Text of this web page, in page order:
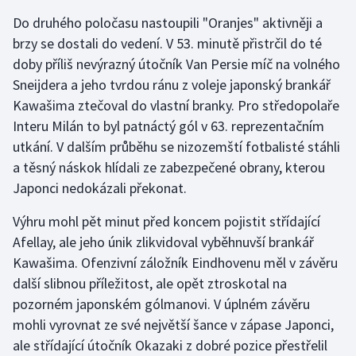
Olympijské hry
Parasport
Plavání
Plážový volejbal
Ragby
Rychlobruslení
Rychlostní kanoistika
Short track
Sportovní střelba
Do druhého poločasu nastoupili "Oranjes" aktivněji a
brzy se dostali do vedení. V 53. minutě přistrčil do té
doby příliš nevýrazný útočník Van Persie míč na volného
Sneijdera a jeho tvrdou ránu z voleje japonský brankář
Kawašima ztečoval do vlastní branky. Pro středopolaře
Interu Milán to byl patnáctý gól v 63. reprezentačním
utkání. V dalším průběhu se nizozemští fotbalisté stáhli
a těsný náskok hlídali ze zabezpečené obrany, kterou
Japonci nedokázali překonat.
Výhru mohl pět minut před koncem pojistit střídající
Afellay, ale jeho únik zlikvidoval vyběhnuvší brankář
Kawašima. Ofenzivní záložník Eindhovenu měl v závěru
další slibnou příležitost, ale opět ztroskotal na
pozorném japonském gólmanovi. V úplném závěru
mohli vyrovnat ze své největší šance v zápase Japonci,
ale střídající útočník Okazaki z dobré pozice přestřelil